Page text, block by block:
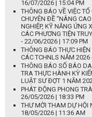
16/07/2026 | 15:04 PM
THÔNG BÁO VỀ VIỆC
CHUYÊN ĐỀ “NÂNG
NGHIỆP, KỸ NĂNG ỨNG
CÁC PHƯƠNG TIỆN
- 22/06/2026 | 17:09 PM
THÔNG BÁO THỰC
CÁC TCHNLS NĂM
THÔNG BÁO SỐ BÁO
TRA THỰC HÀNH KỲ
LUẬT SƯ ĐỢT 1 NĂM
PHÁT ĐỘNG PHONG
26/05/2026 | 18:33 PM
THƯ MỜI THAM DỰ HỘI
18/05/2026 | 11:36 AM